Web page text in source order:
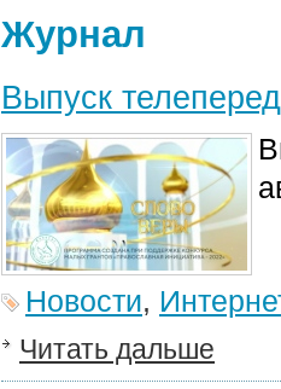
Журнал
Выпуск
Новости,
Читать дальше